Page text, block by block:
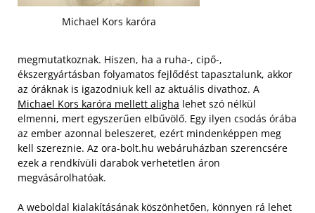
Michael Kors karóra
megmutatkoznak. Hiszen, ha a ruha-, cipő-,
ékszergyártásban folyamatos fejlődést tapasztalunk, akkor
az óráknak is igazodniuk kell az aktuális divathoz. A
Michael Kors karóra mellett aligha lehet szó nélkül
elmenni, mert egyszerűen elbűvölő. Egy ilyen csodás órába
az ember azonnal beleszeret, ezért mindenképpen meg
kell szereznie. Az ora-bolt.hu webáruházban szerencsére
ezek a rendkívüli darabok verhetetlen áron
megvásárolhatóak.
A weboldal kialakításának köszönhetően, könnyen rá lehet